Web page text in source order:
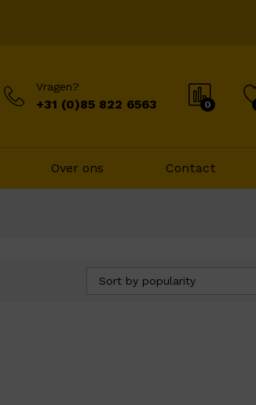
Vragen?
+31 (0)85 822 6563 0
Over ons Contact
Sort by popularity